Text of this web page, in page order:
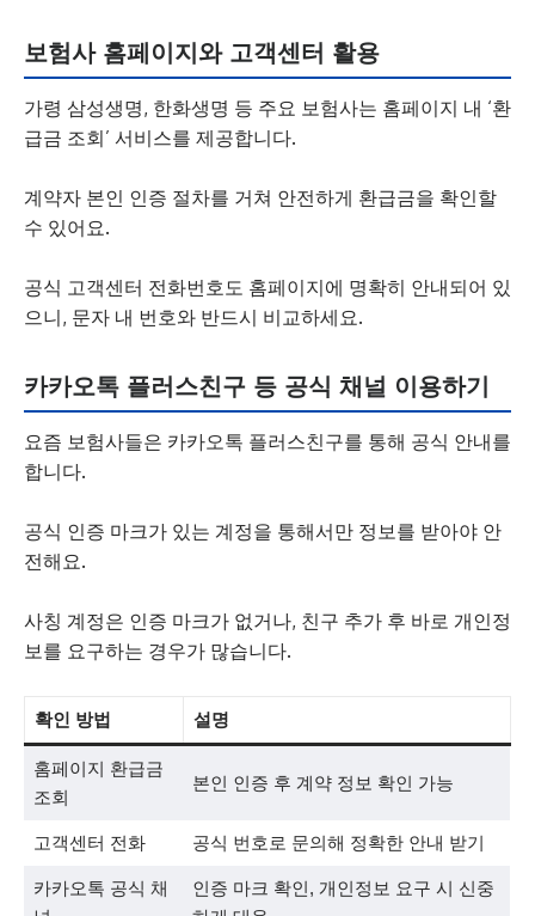
보험사 홈페이지와 고객센터 활용
가령 삼성생명, 한화생명 등 주요 보험사는 홈페이지 내 ‘환
급금 조회’ 서비스를 제공합니다.
계약자 본인 인증 절차를 거쳐 안전하게 환급금을 확인할
수 있어요.
공식 고객센터 전화번호도 홈페이지에 명확히 안내되어 있
으니, 문자 내 번호와 반드시 비교하세요.
카카오톡 플러스친구 등 공식 채널 이용하기
요즘 보험사들은 카카오톡 플러스친구를 통해 공식 안내를
합니다.
공식 인증 마크가 있는 계정을 통해서만 정보를 받아야 안
전해요.
사칭 계정은 인증 마크가 없거나, 친구 추가 후 바로 개인정
보를 요구하는 경우가 많습니다.
확인 방법 설명
홈페이지 환급금
조회
본인 인증 후 계약 정보 확인 가능
고객센터 전화 공식 번호로 문의해 정확한 안내 받기
카카오톡 공식 채
인증 마크 확인, 개인정보 요구 시 신중